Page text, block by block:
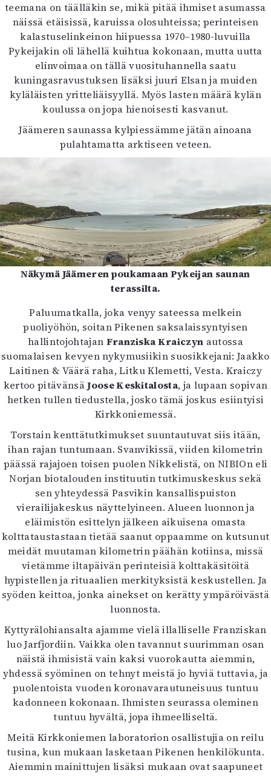
teemana on täälläkin se, mikä pitää ihmiset asumassa
näissä etäisissä, karuissa olosuhteissa; perinteisen
kalastuselinkeinon hiipuessa 1970–1980-luvuilla
Pykeijakin oli lähellä kuihtua kokonaan, mutta uutta
elinvoimaa on tällä vuosituhannella saatu
kuningasravustuksen lisäksi juuri Elsan ja muiden
kyläläisten yritteliäisyyllä. Myös lasten määrä kylän
koulussa on jopa hienoisesti kasvanut.
Jäämeren saunassa kylpiessämme jätän ainoana
pulahtamatta arktiseen veteen.
Näkymä Jäämeren poukamaan Pykeijan saunan
terassilta.
Paluumatkalla, joka venyy sateessa melkein
puoliyöhön, soitan Pikenen saksalaissyntyisen
hallintojohtajan Franziska Kraiczyn autossa
suomalaisen kevyen nykymusiikin suosikkejani: Jaakko
Laitinen & Väärä raha, Litku Klemetti, Vesta. Kraiczy
kertoo pitävänsäJoose Keskitalosta, ja lupaan sopivan
hetken tullen tiedustella, josko tämä joskus esiintyisi
Kirkkoniemessä.
Torstain kenttätutkimukset suuntautuvat siis itään,
ihan rajan tuntumaan. Svanvikissä, viiden kilometrin
päässä rajajoen toisen puolen Nikkelistä, on NIBIOn eli
Norjan biotalouden instituutin tutkimuskeskus sekä
sen yhteydessä Pasvikin kansallispuiston
vierailijakeskus näyttelyineen. Alueen luonnon ja
eläimistön esittelyn jälkeen aikuisena omasta
kolttataustastaan tietää saanut oppaamme on kutsunut
meidät muutaman kilometrin päähän kotiinsa, missä
vietämme iltapäivän perinteisiä kolttakäsitöitä
hypistellen ja rituaalien merkityksistä keskustellen. Ja
syöden keittoa, jonka ainekset on kerätty ympäröivästä
luonnosta.
Kyttyrälohiansalta ajamme vielä illalliselle Franziskan
luo Jarfjordiin. Vaikka olen tavannut suurimman osan
näistä ihmisistä vain kaksi vuorokautta aiemmin,
yhdessä syöminen on tehnyt meistä jo hyviä tuttavia, ja
puolentoista vuoden koronavarautuneisuus tuntuu
kadonneen kokonaan. Ihmisten seurassa oleminen
tuntuu hyvältä, jopa ihmeelliseltä.
Meitä Kirkkoniemen laboratorion osallistujia on reilu
tusina, kun mukaan lasketaan Pikenen henkilökunta.
Aiemmin mainittujen lisäksi mukaan ovat saapuneet